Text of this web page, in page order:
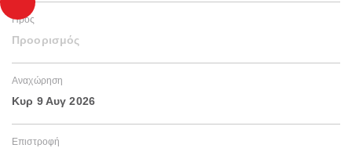
Προς
Προορισμός
Αναχώρηση
Κυρ 9 Αυγ 2026
Επιστροφή